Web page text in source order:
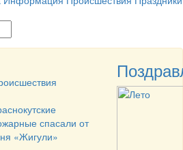
спасали от
«Жигули»